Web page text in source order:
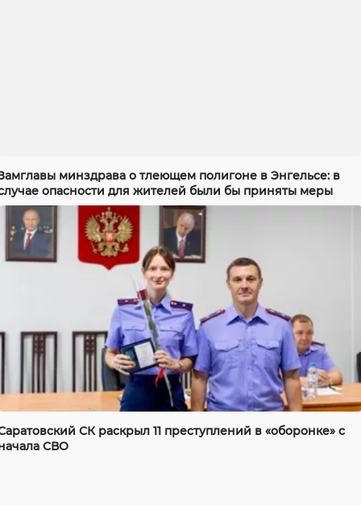
минздрава о тлеющем полигоне в Энгельсе: в
опасности для жителей были бы приняты меры
СК раскрыл 11 преступлений в «оборонке» с
СВО